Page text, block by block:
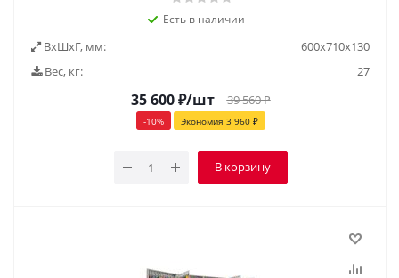
Есть в наличии
ВxШxГ, мм:
600x710x130
Вес, кг:
27
35 600₽/шт 39 560₽
-10% Экономия 3 960₽
В корзину